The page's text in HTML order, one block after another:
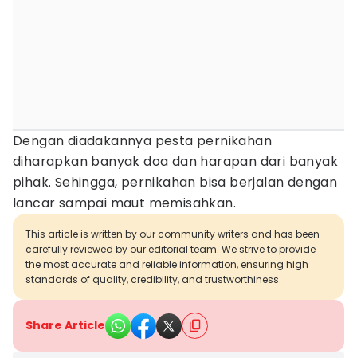
Dengan diadakannya pesta pernikahan
diharapkan banyak doa dan harapan dari banyak
pihak. Sehingga, pernikahan bisa berjalan dengan
lancar sampai maut memisahkan.
This article is written by our community writers and has been
carefully reviewed by our editorial team. We strive to provide
the most accurate and reliable information, ensuring high
standards of quality, credibility, and trustworthiness.
Share Article